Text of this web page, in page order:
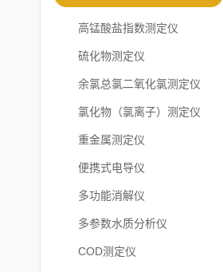
高锰酸盐指数测定仪
硫化物测定仪
余氯总氯二氧化氯测定仪
氯化物（氯离子）测定仪
重金属测定仪
便携式电导仪
多功能消解仪
多参数水质分析仪
COD测定仪